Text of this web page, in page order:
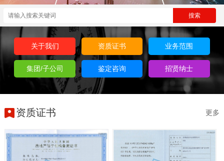
关于我们 资质证书 业务范围
集团/子公司 鉴定咨询 招贤纳士
资质证书 更多